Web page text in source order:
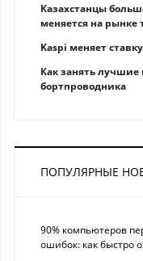
Казахстанцы
меняется на рынке
Kaspi меняет
Как занять лучшие
бортпроводника
ПОПУЛЯРНЫЕ
90% компьютеров
ошибок: как быстро